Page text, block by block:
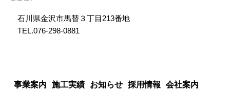
石川県金沢市馬替３丁目213番地
TEL.076-298-0881
事業案内 施工実績 お知らせ 採用情報 会社案内